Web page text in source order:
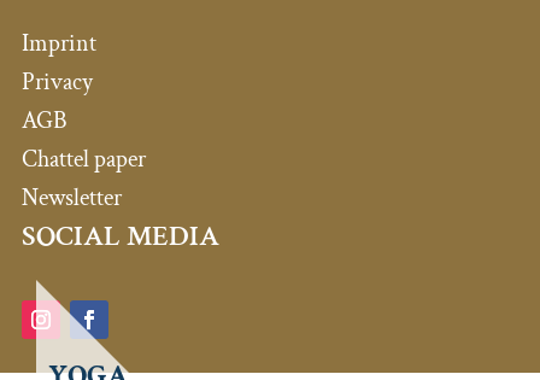
Imprint
Privacy
AGB
Chattel paper
Newsletter
SOCIAL MEDIA